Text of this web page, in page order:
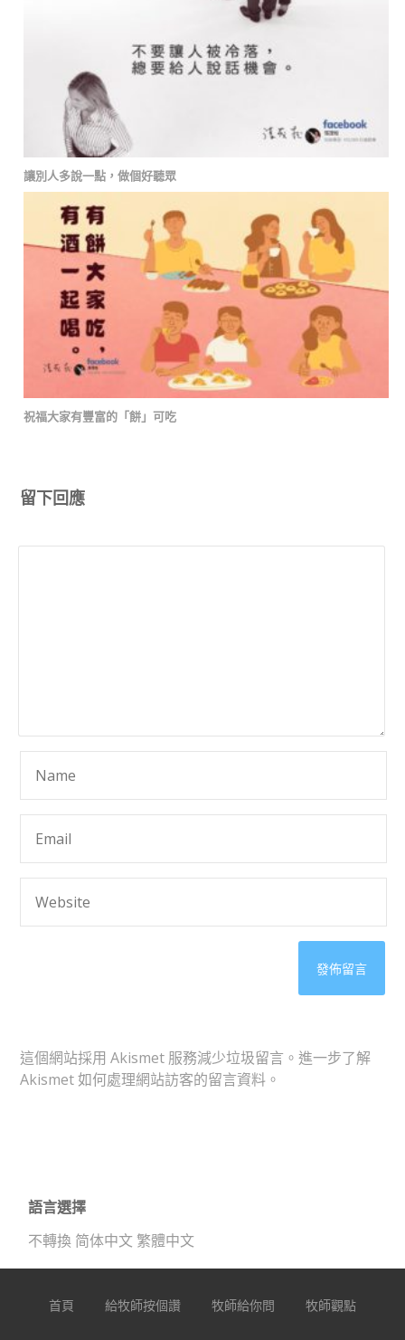
讓別人多說一點，做個好聽眾
祝福大家有豐富的「餅」可吃
留下回應
這個網站採用 Akismet 服務減少垃圾留言。 進一步了解
Akismet 如何處理網站訪客的留言資料。
語言選擇
不轉換 简体中文 繁體中文
首頁 給牧師按個讚 牧師給你問 牧師觀點